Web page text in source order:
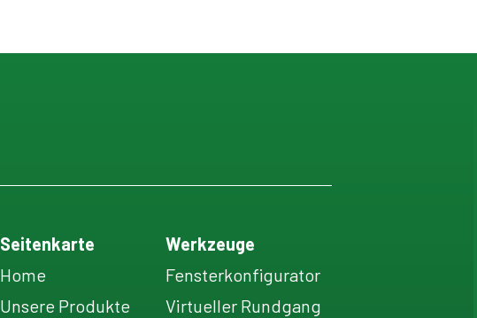
Seitenkarte
Home
Unsere Produkte
Werkzeuge
Fensterkonfigurator
Virtueller Rundgang